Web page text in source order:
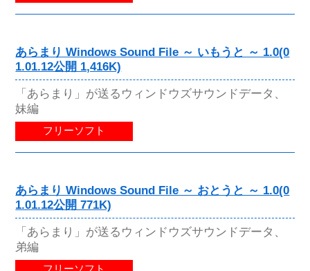
あらまり Windows Sound File ～ いもうと ～ 1.0(0
1.01.12公開 1,416K)
「あらまり」が送るウィンドウズサウンドデータ、
妹編
フリーソフト
あらまり Windows Sound File ～ おとうと ～ 1.0(0
1.01.12公開 771K)
「あらまり」が送るウィンドウズサウンドデータ、
弟編
フリーソフト